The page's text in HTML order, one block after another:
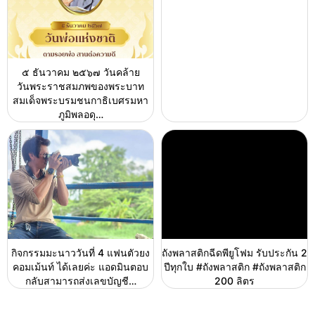
๕ ธันวาคม ๒๕๖๗ วันคล้าย
วันพระราชสมภพของพระบาท
สมเด็จพระบรมชนกาธิเบศรมหา
ภูมิพลอดุ…
กิจกรรมมะนาววันที่ 4 แฟนตัวยง
คอมเม้นท์ ได้เลยค่ะ แอดมินตอบ
กลับสามารถส่งเลขบัญชี…
ถังพลาสติกฉีดพียูโฟม รับประกัน 2
ปีทุกใบ #ถังพลาสติก #ถังพลาสติก
200 ลิตร